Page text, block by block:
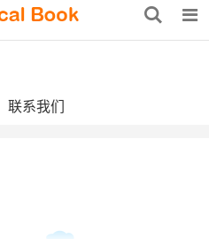
联系我们